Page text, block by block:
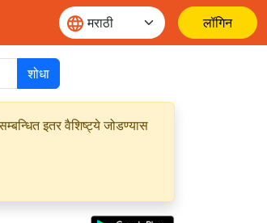
लॉगिन
शोधा
इतर वैशिष्ट्ये जोडण्यास